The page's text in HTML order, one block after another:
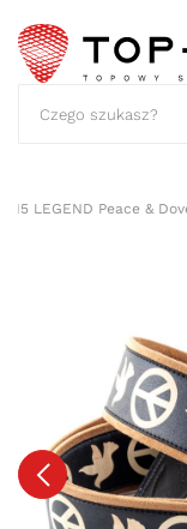
315 LEGEND Peace &